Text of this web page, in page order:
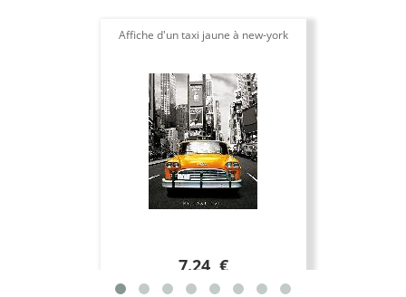
Affiche d'un taxi jaune à new-york
7.24 €